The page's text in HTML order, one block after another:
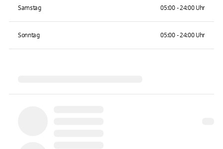
Samstag 05:00 - 24:00 Uhr
Sonntag 05:00 - 24:00 Uhr